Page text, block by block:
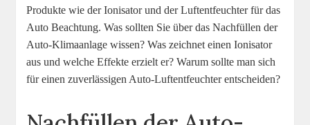
Produkte wie der Ionisator und der Luftentfeuchter für das
Auto Beachtung. Was sollten Sie über das Nachfüllen der
Auto-Klimaanlage wissen? Was zeichnet einen Ionisator
aus und welche Effekte erzielt er? Warum sollte man sich
für einen zuverlässigen Auto-Luftentfeuchter entscheiden?